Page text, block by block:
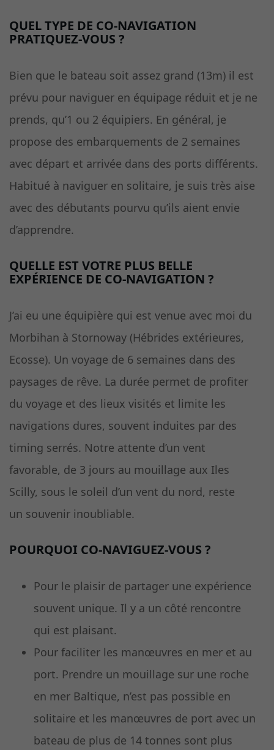
QUEL TYPE DE CO-NAVIGATION
PRATIQUEZ-VOUS ?
Bien que le bateau soit assez grand (13m) il est
prévu pour naviguer en équipage réduit et je ne
prends, qu’1 ou 2 équipiers. En général, je
propose des embarquements de 2 semaines
avec départ et arrivée dans des ports différents.
Habitué à naviguer en solitaire, je suis très aise
avec des débutants pourvu qu’ils aient envie
d’apprendre.
QUELLE EST VOTRE PLUS BELLE
EXPÉRIENCE DE CO-NAVIGATION ?
J’ai eu une équipière qui est venue avec moi du
Morbihan à Stornoway (Hébrides extérieures,
Ecosse). Un voyage de 6 semaines dans des
paysages de rêve. La durée permet de profiter
du voyage et des lieux visités et limite les
navigations dures, souvent induites par des
timing serrés. Notre attente d’un vent
favorable, de 3 jours au mouillage aux Iles
Scilly, sous le soleil d’un vent du nord, reste
un souvenir inoubliable.
POURQUOI CO-NAVIGUEZ-VOUS ?
Pour le plaisir de partager une expérience
souvent unique. Il y a un côté rencontre
qui est plaisant.
Pour faciliter les manœuvres en mer et au
port. Prendre un mouillage sur une roche
en mer Baltique, n’est pas possible en
solitaire et les manœuvres de port avec un
bateau de plus de 14 tonnes sont plus